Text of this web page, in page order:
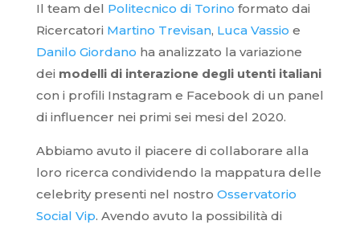
Il team del Politecnico di Torino formato dai
Ricercatori Martino Trevisan, Luca Vassio e
Danilo Giordano ha analizzato la variazione
dei modelli di interazione degli utenti italiani
con i profili Instagram e Facebook di un panel
di influencer nei primi sei mesi del 2020.
Abbiamo avuto il piacere di collaborare alla
loro ricerca condividendo la mappatura delle
celebrity presenti nel nostro Osservatorio
Social Vip. Avendo avuto la possibilità di